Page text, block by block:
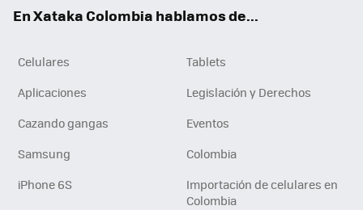
En Xataka Colombia hablamos de...
Celulares
Tablets
Aplicaciones
Legislación y Derechos
Cazando gangas
Eventos
Samsung
Colombia
iPhone 6S
Importación de celulares en
Colombia